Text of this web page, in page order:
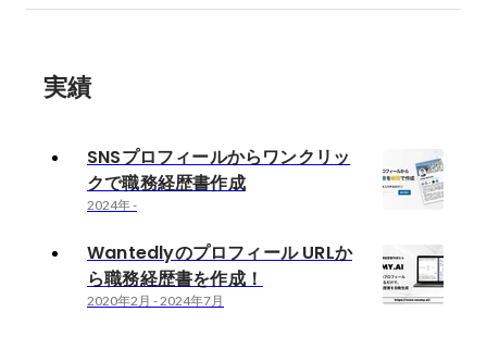
実績
SNSプロフィールからワンクリッ
クで職務経歴書作成
2024年-
Wantedlyのプロフィール URLか
ら職務経歴書を作成！
2020年2月 -2024年7月